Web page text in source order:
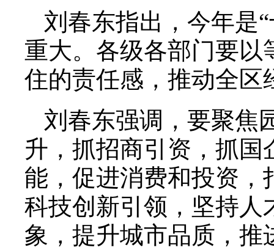
刘春东指出，今年是
重大。各级各部门要以
住的责任感，推动全区
刘春东强调，要聚焦
升，抓招商引资，抓
能，促进消费和投资，
科技创新引领，坚持人
象，提升城市品质，推